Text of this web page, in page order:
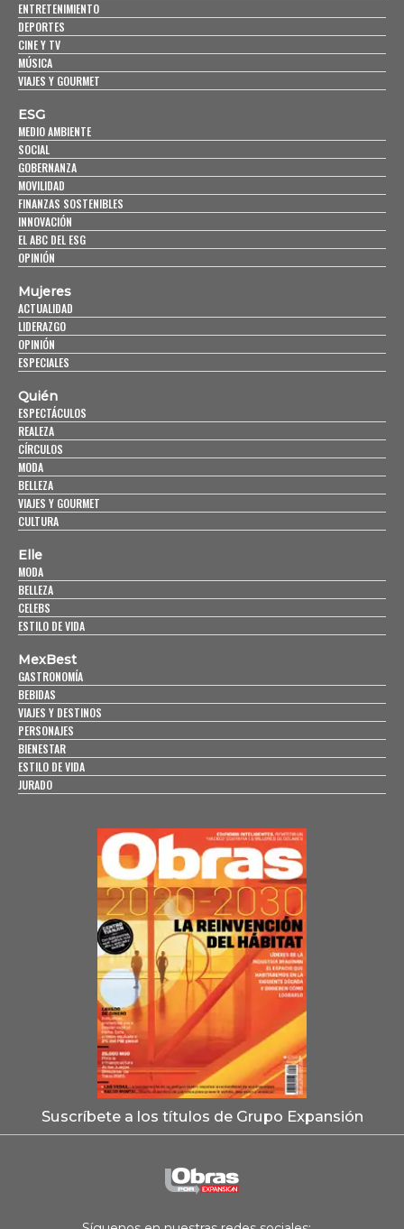
ENTRETENIMIENTO
DEPORTES
CINE Y TV
MÚSICA
VIAJES Y GOURMET
ESG
MEDIO AMBIENTE
SOCIAL
GOBERNANZA
MOVILIDAD
FINANZAS SOSTENIBLES
INNOVACIÓN
EL ABC DEL ESG
OPINIÓN
Mujeres
ACTUALIDAD
LIDERAZGO
OPINIÓN
ESPECIALES
Quién
ESPECTÁCULOS
REALEZA
CÍRCULOS
MODA
BELLEZA
VIAJES Y GOURMET
CULTURA
Elle
MODA
BELLEZA
CELEBS
ESTILO DE VIDA
MexBest
GASTRONOMÍA
BEBIDAS
VIAJES Y DESTINOS
PERSONAJES
BIENESTAR
ESTILO DE VIDA
JURADO
Suscríbete a los títulos de Grupo Expansión